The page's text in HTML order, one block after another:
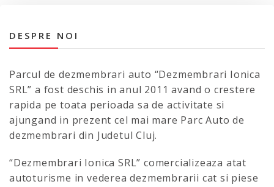
DESPRE NOI
Parcul de dezmembrari auto “Dezmembrari Ionica
SRL” a fost deschis in anul 2011 avand o crestere
rapida pe toata perioada sa de activitate si
ajungand in prezent cel mai mare Parc Auto de
dezmembrari din Judetul Cluj.
“Dezmembrari Ionica SRL” comercializeaza atat
autoturisme in vederea dezmembrarii cat si piese